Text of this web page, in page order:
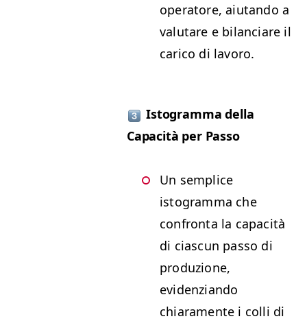
operatore, aiutando a
valutare e bilanciare il
carico di lavoro.
Istogramma della
Capacità per Passo
Un semplice
istogramma che
confronta la capacità
di ciascun passo di
produzione,
evidenziando
chiaramente i colli di